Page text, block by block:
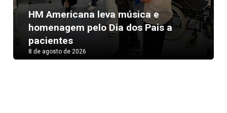
HM Americana leva música e
homenagem pelo Dia dos Pais a
pacientes
8 de agosto de 2026
Next